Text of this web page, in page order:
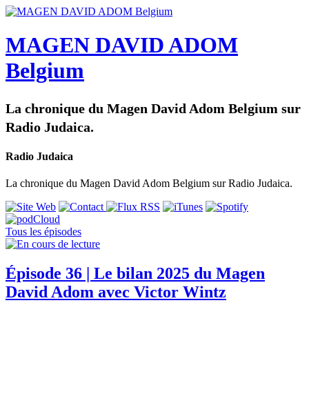
MAGEN DAVID ADOM
Belgium
La chronique du Magen David Adom Belgium sur
Radio Judaica.
Radio Judaica
La chronique du Magen David Adom Belgium sur Radio Judaica.
Tous les épisodes
Épisode 36 | Le bilan 2025 du Magen
David Adom avec Victor Wintz